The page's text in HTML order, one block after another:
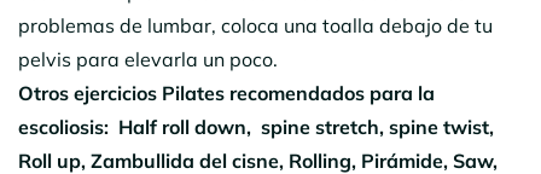
problemas de lumbar, coloca una toalla debajo de tu
pelvis para elevarla un poco.
Otros ejercicios Pilates recomendados para la
escoliosis: Half roll down, spine stretch, spine twist,
Roll up, Zambullida del cisne, Rolling, Pirámide, Saw,